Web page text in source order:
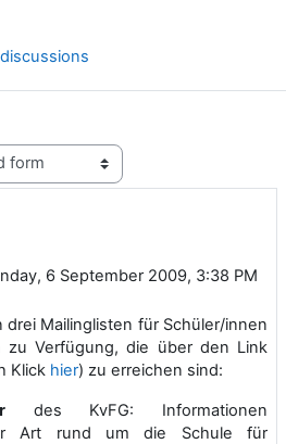
6 September 2009, 3:38 PM
drei Mailinglisten für Schüler/innen
zu Verfügung, die über den Link
Klick hier) zu erreichen sind:
des KvFG: Informationen
Art rund um die Schule für